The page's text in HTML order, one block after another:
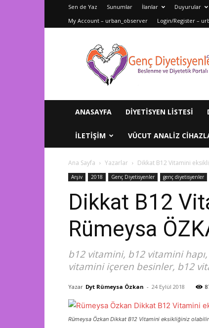
Sen de Yaz Sunumlar İlanlar Duyurular
My Account – urban_observer
Login/Register –
Genç
Diyetisyenler
ANASAYFA DIYETISYEN LISTESI
ILETIŞIM VÜCUT ANALIZ
Ana Sayfa Yazarlar Dikkat B12 Vitamini
Arşiv 2018 Genç Diyetisyenler genç diyetisyenler
Dikkat B12
Rümeysa
b12 vitamini, b12 vitamini
vitamini içeren besinler, b12
Yazar Dyt Rümeysa Özkan - 24 Eylül 2018
Rümeysa Özkan Dikkat B12 Vitamini eksikliğiniz olabilir